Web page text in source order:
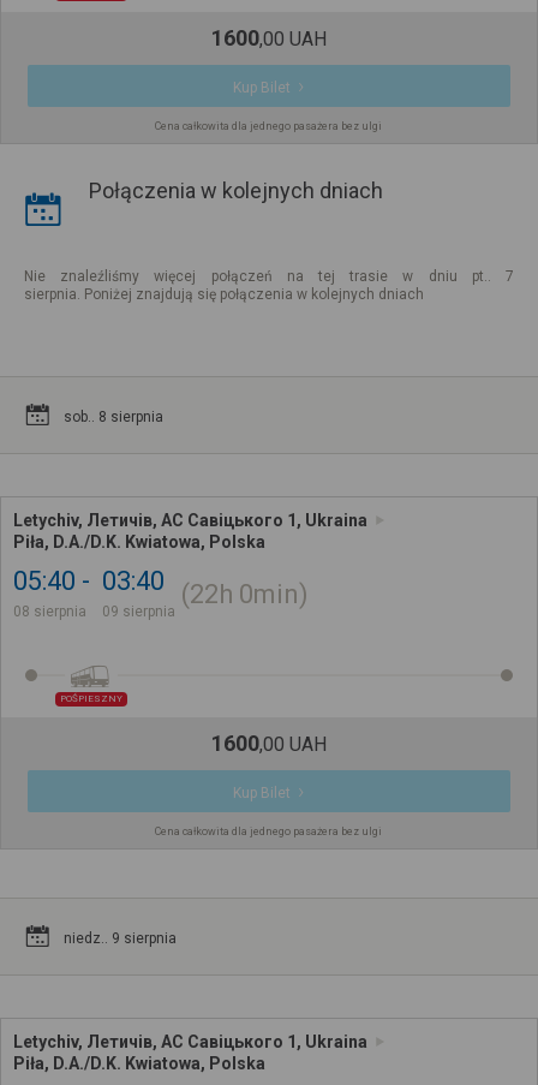
1600,00 UAH
Kup Bilet
Cena całkowita dla jednego pasażera bez ulgi
Połączenia w kolejnych dniach
Nie znaleźliśmy więcej połączeń na tej trasie w dniu pt.. 7
sierpnia. Poniżej znajdują się połączenia w kolejnych dniach
sob.. 8 sierpnia
Letychiv, Летичів, АС Савіцького 1, Ukraina
Piła, D.A./D.K. Kwiatowa, Polska
05:40
08 sierpnia
03:40
09 sierpnia
22h 0min
POŚPIESZNY
1600,00 UAH
Kup Bilet
Cena całkowita dla jednego pasażera bez ulgi
niedz.. 9 sierpnia
Letychiv, Летичів, АС Савіцького 1, Ukraina
Piła, D.A./D.K. Kwiatowa, Polska